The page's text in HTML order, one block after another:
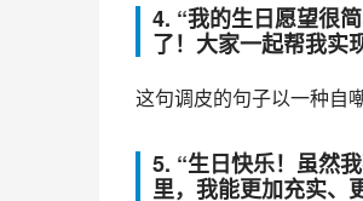
4. “我的生日愿望很
了！大家一起帮我实
这句调皮的句子以一种自
5. “生日快乐！虽然
里，我能更加充实、